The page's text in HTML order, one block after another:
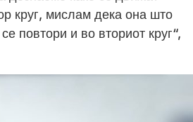
круг, мислам дека она што
повтори и во вториот круг“,